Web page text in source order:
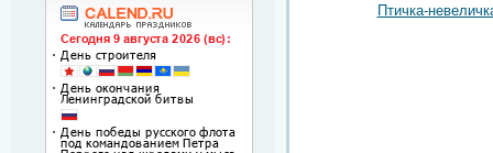
Птичка-